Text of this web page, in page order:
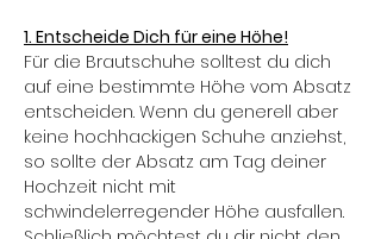
1. Entscheide Dich für eine Höhe!
Für die Brautschuhe solltest du dich
auf eine bestimmte Höhe vom Absatz
entscheiden. Wenn du generell aber
keine hochhackigen Schuhe anziehst,
so sollte der Absatz am Tag deiner
Hochzeit nicht mit
schwindelerregender Höhe ausfallen.